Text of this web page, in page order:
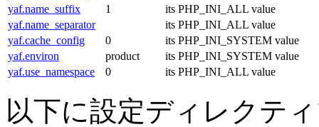
yaf.name_suffix
1
its PHP_INI_ALL value
yaf.name_separator
its PHP_INI_ALL value
yaf.cache_config
0
its PHP_INI_SYSTEM value
yaf.environ
product
its PHP_INI_SYSTEM value
yaf.use_namespace
0 its PHP_INI_ALL value
以下に設定ディレクテ